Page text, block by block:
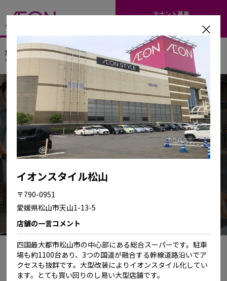
テナント募集
催事スペース・メディア広告検索サイト
> 催事スペースのご案内 中国・四国地域から探す
催事スペースのご案内
中国・四国地域から探す
イオンスタイル松山
〒790-0951
愛媛県松山市天山1-13-5
店舗の一言コメント
四国最大都市松山市の中心部にある総合スーパーです。駐車
場も約1100台あり、3つの国道が融合する幹線道路沿いでア
クセスも抜群です。大型改装によりイオンスタイル化してい
ます。とても買い回りのし易い大型店舗です。